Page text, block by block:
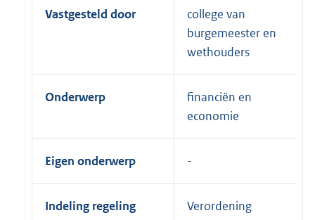
Vastgesteld door
college van
burgemeester en
wethouders
Onderwerp
financiën en
economie
Eigen onderwerp
Indeling regeling Verordening